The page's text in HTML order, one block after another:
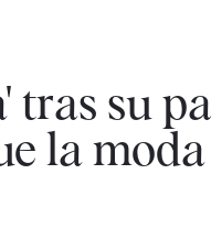
tras su
la